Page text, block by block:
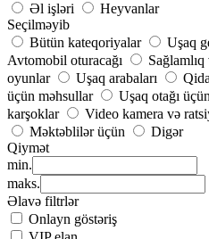
Əl işləri
Heyvanlar
Seçilməyib
Bütün kateqoriyalar
Uşaq
Avtomobil oturacağı
Sağlamlıq
oyunlar
Uşaq arabaları
üçün məhsullar
Uşaq otağı
karşoklar
Video kamera və
Məktəblilər üçün
Digər
Qiymət
min.
maks.
Əlavə filtrlər
Onlayn göstəriş